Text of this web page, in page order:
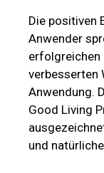
Die positiven
Anwender
erfolgreichen
verbesserten
Anwendung.
Good Living
und